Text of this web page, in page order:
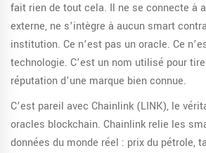
fait rien de tout cela. Il ne se connecte à
externe, ne s’intègre à aucun smart
institution. Ce n’est pas un oracle. Ce
technologie. C’est un nom utilisé pour
réputation d’une marque bien connue.
C’est pareil avec Chainlink (LINK), le
oracles blockchain. Chainlink relie les
données du monde réel : prix du pétrole,